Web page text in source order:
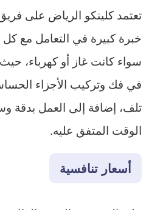
تعتمد كلينكو الرياض على
خبرة كبيرة في التعامل مع كل
سواء كانت غاز أو كهرباء،
في فك وتركيب الأجزاء
تلف، إضافة إلى العمل بدقة
الوقت المتفق عليه.
أسعار تنافسية